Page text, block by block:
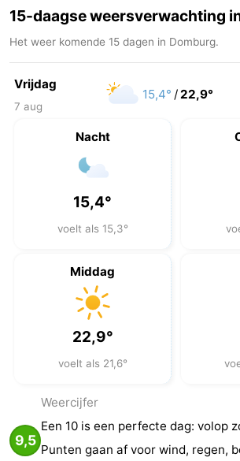
15-daagse weersverwachting
Het weer komende 15 dagen in Domburg.
Vrijdag
7 aug
15,4° /22,9°
Nacht
15,4°
voelt als 15,3°
Middag
22,9°
voelt als 21,6°
9,5
Weercijfer
Een 10 is een perfecte dag: volop
Punten gaan af voor wind, regen,